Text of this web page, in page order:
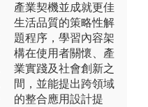
產業契機並成就更佳
生活品質的策略性解
題程序，學習內容架
構在使用者關懷、產
業實踐及社會創新之
間，並能提出跨領域
的整合應用設計提